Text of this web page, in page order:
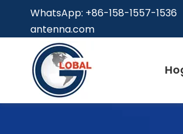
WhatsApp: +86-158-1557-
antenna.com